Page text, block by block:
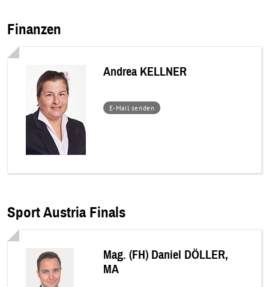
Finanzen
Andrea KELLNER
E-Mail senden–
Andrea
Sport Austria Finals
Mag. (FH) Daniel DÖLLER,
MA